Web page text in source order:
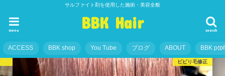
サルファイト剤を使用した施術・美容全般
BBK Hair search
menu
ACCESS BBK shop You Tube ブログ ABOUT BBK
ビビり毛修正